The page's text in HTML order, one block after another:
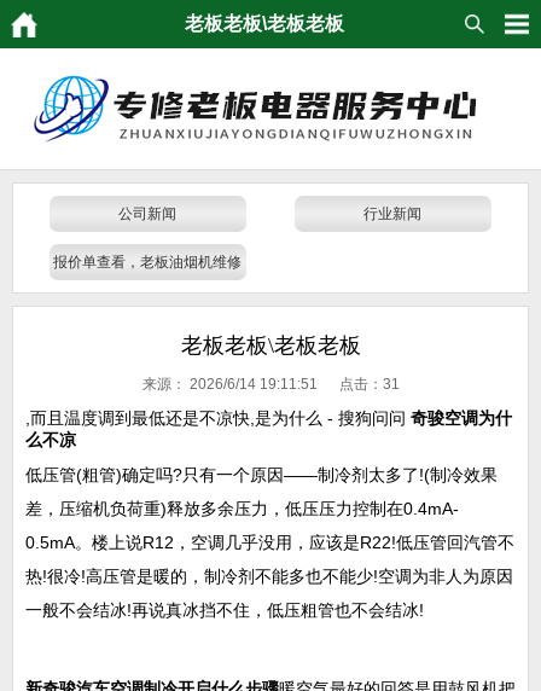
老板老板\老板老板
公司新闻 行业新闻
报价单查看，老板油烟机维修
老板老板\老板老板
来源： 2026/6/14 19:11:51 点击： 31
,而且温度调到最低还是不凉快,是为什么 - 搜狗问问 奇骏空调为什
么不凉
低压管(粗管)确定吗?只有一个原因——制冷剂太多了!(制冷效果
差，压缩机负荷重)释放多余压力，低压压力控制在0.4mA-
0.5mA。楼上说R12，空调几乎没用，应该是R22!低压管回汽管不
热!很冷!高压管是暖的，制冷剂不能多也不能少!空调为非人为原因
一般不会结冰!再说真冰挡不住，低压粗管也不会结冰!